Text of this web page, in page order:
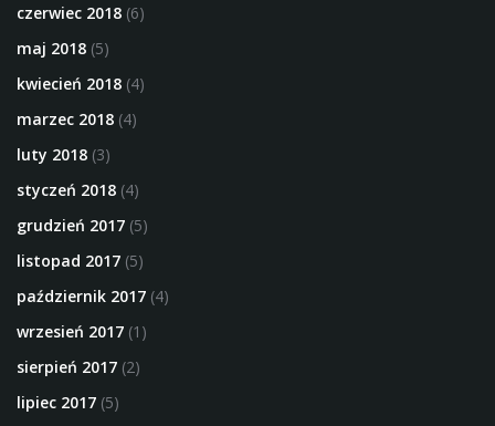
czerwiec 2018 (6)
maj 2018 (5)
kwiecień 2018 (4)
marzec 2018 (4)
luty 2018 (3)
styczeń 2018 (4)
grudzień 2017 (5)
listopad 2017 (5)
październik 2017 (4)
wrzesień 2017 (1)
sierpień 2017 (2)
lipiec 2017 (5)